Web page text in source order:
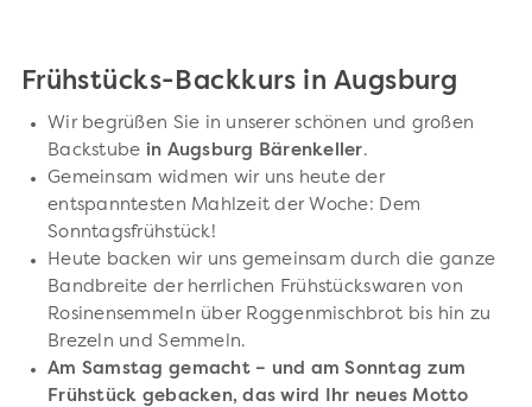
Frühstücks-Backkurs in Augsburg
Wir begrüßen Sie in unserer schönen und großen
Backstube in Augsburg Bärenkeller.
Gemeinsam widmen wir uns heute der
entspanntesten Mahlzeit der Woche: Dem
Sonntagsfrühstück!
Heute backen wir uns gemeinsam durch die ganze
Bandbreite der herrlichen Frühstückswaren von
Rosinensemmeln über Roggenmischbrot bis hin zu
Brezeln und Semmeln.
Am Samstag gemacht – und am Sonntag zum
Frühstück gebacken, das wird Ihr neues Motto